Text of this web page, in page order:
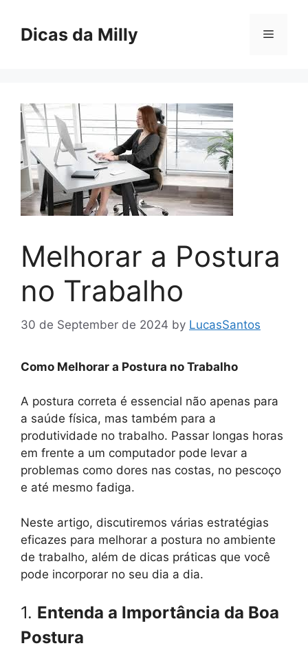
contentDicas da Milly Menu
Melhorar a Postura
no Trabalho
30 de September de 2024 by LucasSantos
Como Melhorar a Postura no Trabalho
A postura correta é essencial não apenas para
a saúde física, mas também para a
produtividade no trabalho. Passar longas horas
em frente a um computador pode levar a
problemas como dores nas costas, no pescoço
e até mesmo fadiga.
Neste artigo, discutiremos várias estratégias
eficazes para melhorar a postura no ambiente
de trabalho, além de dicas práticas que você
pode incorporar no seu dia a dia.
1. Entenda a Importância da Boa
Postura